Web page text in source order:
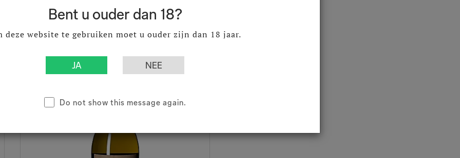
Bent u ouder dan 18?
deze website te gebruiken moet u ouder zijn dan 18 jaar.
Do not show this message again.